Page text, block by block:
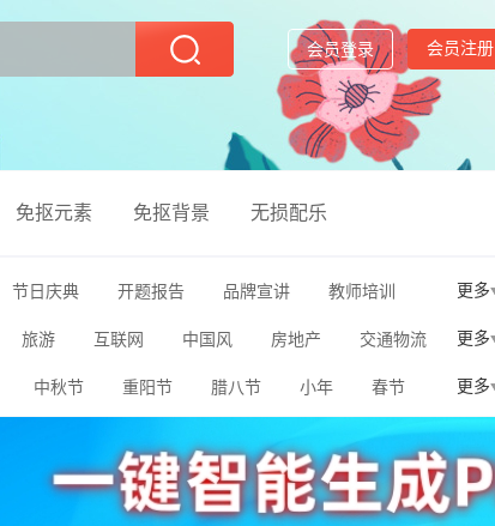
会员登录 会员注册
免抠元素 免抠背景 无损配乐
节日庆典 开题报告 品牌宣讲 教师培训 更多
旅游 互联网 中国风 房地产 交通物流
美容彩妆 餐饮美食 聚会毕业
保险理赔 财务会计
更多
中秋节 重阳节 腊八节 小年 春节 更多